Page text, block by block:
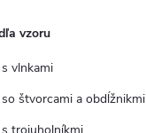
vzoru
vlnkami
štvorcami a obdĺžnikmi